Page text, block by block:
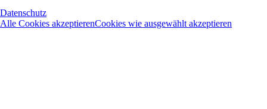
Datenschutz
Alle Cookies akzeptierenCookies wie ausgewählt akzeptieren